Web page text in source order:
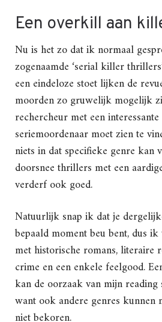
Een overkill aan
Nu is het zo dat ik normaal
zogenaamde ‘serial killer
een eindeloze stoet lijken de
moorden zo gruwelijk mogelijk
rechercheur met een
seriemoordenaar moet zien te
niets in dat specifieke genre kan
doorsnee thrillers met een
verderf ook goed.
Natuurlijk snap ik dat je
bepaald moment beu bent, dus
met historische romans, literaire
crime en een enkele feelgood.
kan de oorzaak van mijn
want ook andere genres kunnen